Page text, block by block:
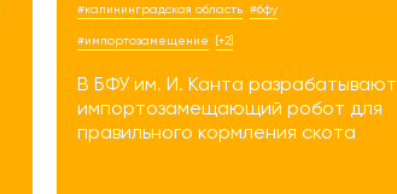
#калининградская область #бфу
#импортозамещение [+2]
В БФУ им. И. Канта разрабатывают
импортозамещающий робот для
правильного кормления скота